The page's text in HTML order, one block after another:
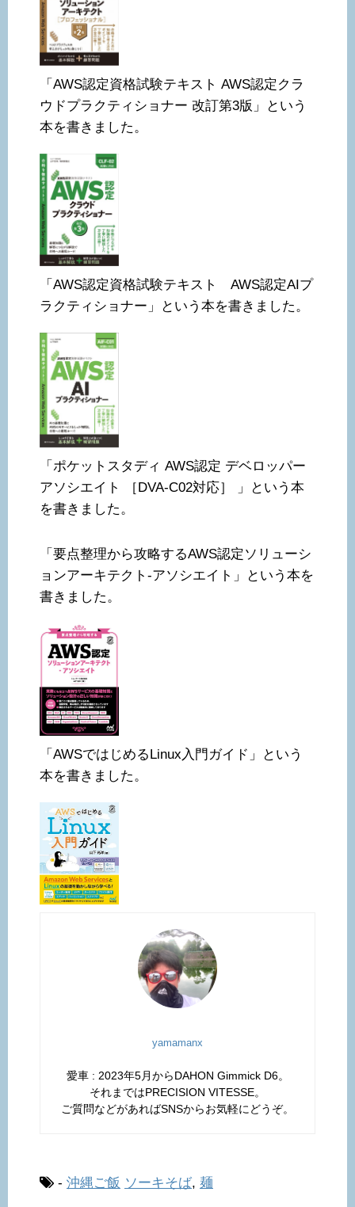
「AWS認定資格試験テキスト AWS認定クラ
ウドプラクティショナー 改訂第3版」という
本を書きました。
「AWS認定資格試験テキスト AWS認定AIプ
ラクティショナー」という本を書きました。
「ポケットスタディ AWS認定 デベロッパー
アソシエイト ［DVA-C02対応］ 」という本
を書きました。
「要点整理から攻略するAWS認定ソリューシ
ョンアーキテクト-アソシエイト」という本を
書きました。
「AWSではじめるLinux入門ガイド」という
本を書きました。
yamamanx
愛車 : 2023年5月からDAHON Gimmick D6。
それまではPRECISION VITESSE。
ご質問などがあればSNSからお気軽にどうぞ。
- 沖縄ご飯 ソーキそば, 麺